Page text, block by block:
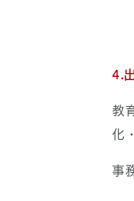
4.
教
化
事